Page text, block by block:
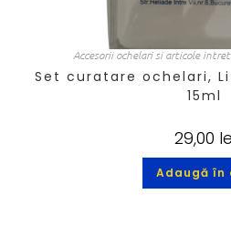
Accesorii ochelari si articole
Set curatare ochelari,
15ml
29,00
Adaugă în